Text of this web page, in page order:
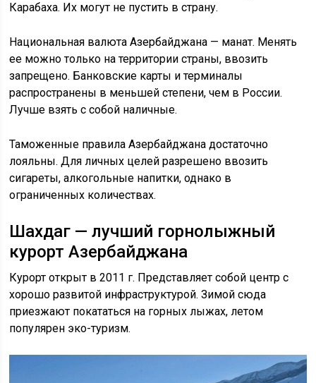
Карабаха. Их могут не пустить в страну.
Национальная валюта Азербайджана — манат. Менять
ее можно только на территории страны, ввозить
запрещено. Банковские карты и терминалы
распространены в меньшей степени, чем в России.
Лучше взять с собой наличные.
Таможенные правила Азербайджана достаточно
лояльны. Для личных целей разрешено ввозить
сигареты, алкогольные напитки, однако в
ограниченных количествах.
Шахдаг — лучший горнолыжный
курорт Азербайджана
Курорт открыт в 2011 г. Представляет собой центр с
хорошо развитой инфраструктурой. Зимой сюда
приезжают покататься на горных лыжах, летом
популярен эко-туризм.